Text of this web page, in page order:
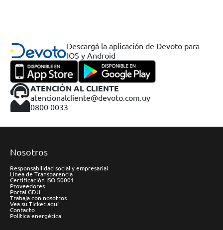
Descargá la aplicación de Devoto para
IOS y Android
ATENCIÓN AL CLIENTE
atencionalcliente@devoto.com.uy
0800 0033
Nosotros
Responsabilidad social y empresarial
Línea de Transparencia
Certificación ISO 50001
Proveedores
Portal GDU
Trabaja con nosotros
Vea su Ticket aquí
Contacto
Política energética